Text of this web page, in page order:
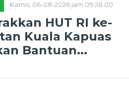
Kamis, 06-08-2026 jam 09:28:00
HUT RI ke-
Kuala Kapuas
Bantuan...